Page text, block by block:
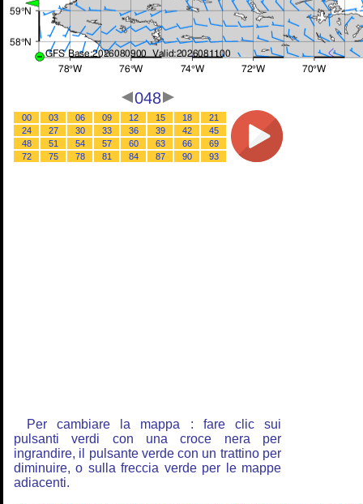
048
00 03 06 09 12 15 18
21
24
27 30 33 36 39 42
45
48
51 54 57 60 63 66
69
72
75 78 81 84 87 90 93
Per cambiare la mappa : fare clic sui
pulsanti verdi con una croce nera per
ingrandire, il pulsante verde con un trattino per
diminuire, o sulla freccia verde per le mappe
adiacenti.